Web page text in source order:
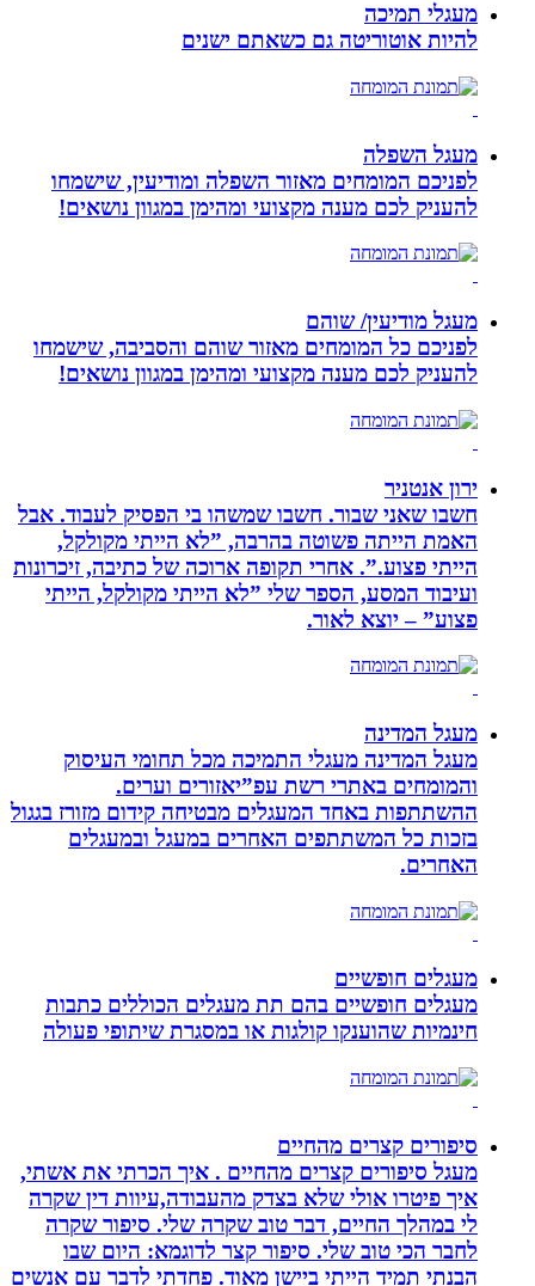
מעגלי תמיכה
להיות אוטוריטה גם כשאתם ישנים
מעגל השפלה
לפניכם המומחים מאזור השפלה ומודיעין, שישמחו
להעניק לכם מענה מקצועי ומהימן במגוון נושאים!
מעגל מודיעין/ שוהם
לפניכם כל המומחים מאזור שוהם והסביבה, שישמחו
להעניק לכם מענה מקצועי ומהימן במגוון נושאים!
ירון אנטניר
חשבו שאני שבור. חשבו שמשהו בי הפסיק לעבוד. אבל
האמת הייתה פשוטה בהרבה, ”לא הייתי מקולקל,
הייתי פצוע.”. אחרי תקופה ארוכה של כתיבה, זיכרונות
ועיבוד המסע, הספר שלי ”לא הייתי מקולקל, הייתי
פצוע” – יוצא לאור.
מעגל המדינה
מעגל המדינה מעגלי התמיכה מכל תחומי העיסוק
והמומחים באתרי רשת עפ”יאזורים וערים.
ההשתתפות באחד המעגלים מבטיחה קידום מזורז בגגול
בזכות כל המשתתפים האחרים במעגל ובמעגלים
האחרים.
מעגלים חופשיים
מעגלים חופשיים בהם תת מעגלים הכוללים כתבות
חינמיות שהוענקו קולגות או במסגרת שיתופי פעולה
סיפורים קצרים מהחיים
מעגל סיפורים קצרים מהחיים . איך הכרתי את אשתי,
איך פיטרו אולי שלא בצדק מהעבודה,עיוות דין שקרה
לי במהלך החיים, דבר טוב שקרה שלי. סיפור שקרה
לחבר הכי טוב שלי. סיפור קצר לדוגמא: היום שבו
הבנתי תמיד הייתי ביישן מאוד. פחדתי לדבר עם אנשים